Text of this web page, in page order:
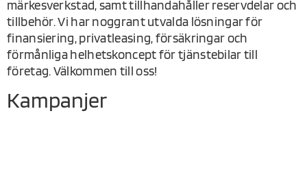
märkesverkstad, samt tillhandahåller reservdelar och
tillbehör. Vi har noggrant utvalda lösningar för
finansiering, privatleasing, försäkringar och
förmånliga helhetskoncept för tjänstebilar till
företag. Välkommen till oss!
Kampanjer